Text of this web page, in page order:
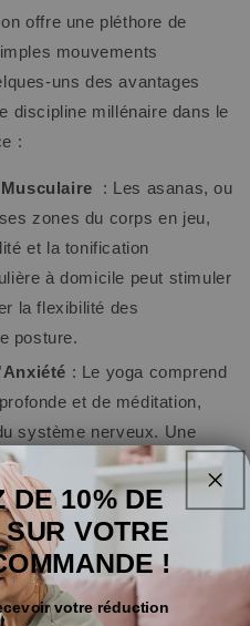
offre une pléthore de
mouvements
uns des avantages
discipline millénaire dans le
:
: Les asanas, ou
zones du corps en jeu,
et la tonification
à domicile peut stimuler
la flexibilité des
posture.
: Le yoga comprend
et de méditation,
système nerveux. Une
ces techniques peut
soulager l'anxiétéet
de détente.
yoga est un allié précieux
influençant
Des séances de
DE 10% DE
VOTRE
!
votre réduction